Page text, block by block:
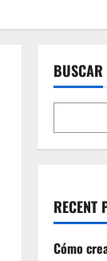
BUSCAR
RECENT
Cómo